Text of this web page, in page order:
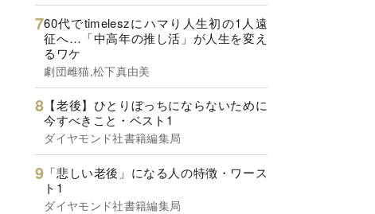
60代でtimeleszにハマり人生初の1人遠
征へ…「中高年の推し活」が人生を変え
るワケ
劇団雌猫,松下真由美
【老後】ひとりぼっちにならないために
今すべきこと・ベスト1
ダイヤモンド社書籍編集局
「悲しい老後」になる人の特徴・ワース
ト1
ダイヤモンド社書籍編集局